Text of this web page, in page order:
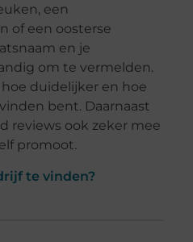
een
of een oosterse
en je
om te vermelden.
duidelijker en hoe
bent. Daarnaast
reviews ook zeker mee
promoot.
te vinden?